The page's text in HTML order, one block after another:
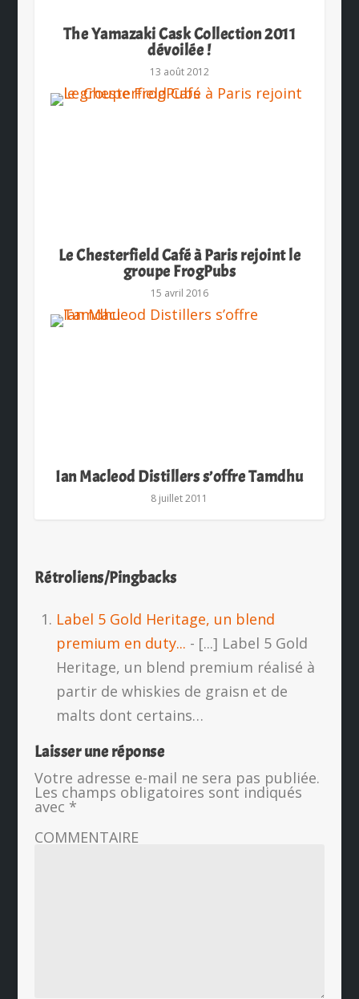
The Yamazaki Cask Collection 2011
dévoilée !
13 août 2012
Le Chesterfield Café à Paris rejoint le
groupe FrogPubs
15 avril 2016
Ian Macleod Distillers s’offre Tamdhu
8 juillet 2011
Rétroliens/Pingbacks
Label 5 Gold Heritage, un blend
premium en duty... - [...] Label 5 Gold
Heritage, un blend premium réalisé à
partir de whiskies de graisn et de
malts dont certains…
Laisser une réponse
Votre adresse e-mail ne sera pas publiée.
Les champs obligatoires sont indiqués
avec *
COMMENTAIRE